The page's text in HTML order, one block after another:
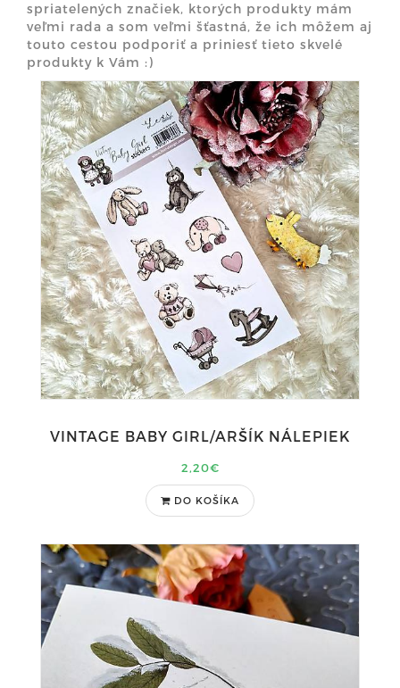
spriatelených značiek, ktorých produkty mám
veľmi rada a som veľmi šťastná, že ich môžem aj
touto cestou podporiť a priniesť tieto skvelé
produkty k Vám :)
VINTAGE BABY GIRL/ARŠÍK NÁLEPIEK
2,20€
DO KOŠÍKA